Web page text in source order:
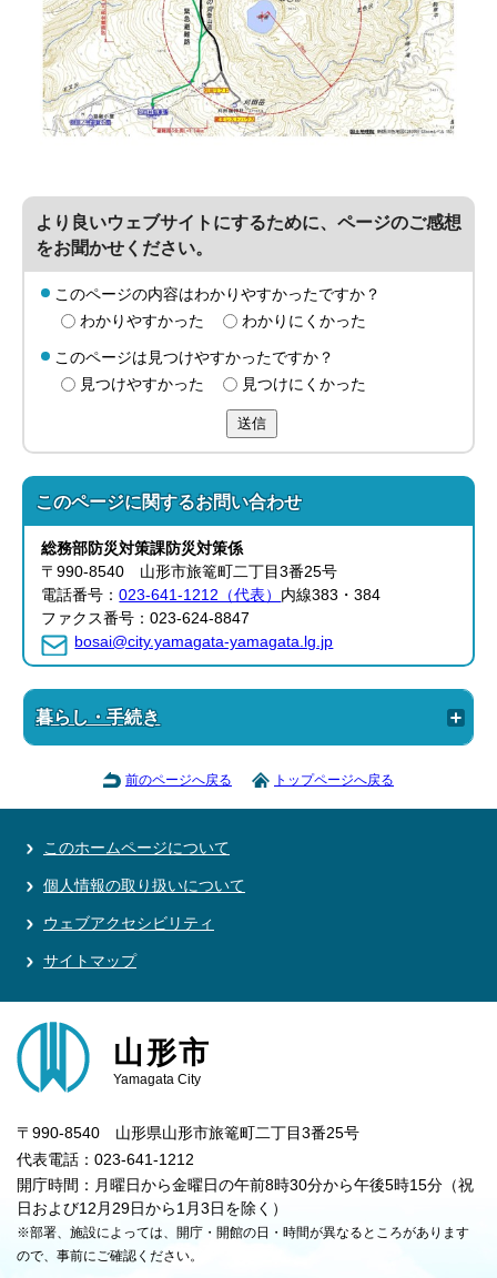
より良いウェブサイトにするために、ページのご感想
をお聞かせください。
このページの内容はわかりやすかったですか？
わかりやすかった
わかりにくかった
このページは見つけやすかったですか？
見つけやすかった
見つけにくかった
送信
このページに関するお問い合わせ
総務部防災対策課防災対策係
〒990-8540 山形市旅篭町二丁目3番25号
電話番号：023-641-1212（代表） 内線383・384
ファクス番号：023-624-8847
bosai@city.yamagata-yamagata.lg.jp
暮らし・手続き
前のページへ戻る トップページへ戻る
このホームページについて
個人情報の取り扱いについて
ウェブアクセシビリティ
サイトマップ
山形市
Yamagata City
〒990-8540 山形県山形市旅篭町二丁目3番25号
代表電話：023-641-1212
開庁時間：月曜日から金曜日の午前8時30分から午後5時15分（祝
日および12月29日から1月3日を除く）
※部署、施設によっては、開庁・開館の日・時間が異なるところがあります
ので、事前にご確認ください。